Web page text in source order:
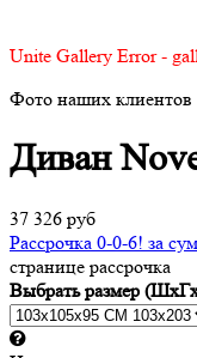
Unite Gallery Error -
Фото наших клиентов
Диван
37 326 руб
Рассрочка 0-0-6! за
странице рассрочка
Выбрать размер